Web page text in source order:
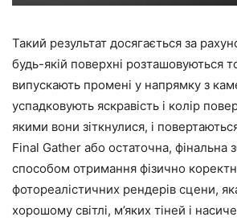
Такий результат досягається за
будь-якій поверхні розташовуються
випускають промені у напрямку з
успадковують яскравість і колір
якими вони зіткнулися, і
Final Gather або остаточна, фінальна
способом отримання фізично
фотореалістичних рендерів сцени,
хорошому світлі, м’яких тіней і